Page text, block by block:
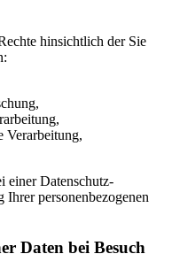
hinsichtlich der Sie
Verarbeitung,
einer Datenschutz-
personenbezogenen
Daten bei Besuch